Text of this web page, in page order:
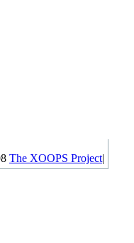
The XOOPS Project|